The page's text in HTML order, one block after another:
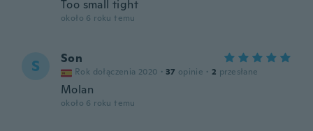
Too small tight
około 6 roku temu
S Son
Rok dołączenia 2020 · 37 opinie · 2 przesłane
Molan
około 6 roku temu